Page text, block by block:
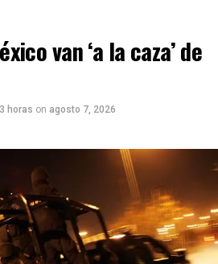
van ‘a la caza’ de
horas on agosto 7, 2026